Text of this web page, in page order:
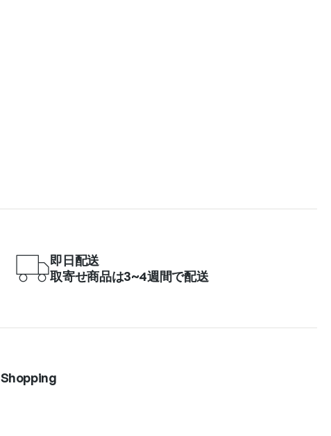
即日配送
取寄せ商品は3~4週間で配送
Shopping